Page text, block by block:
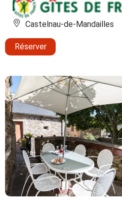
Castelnau-de-Mandailles
Réserver